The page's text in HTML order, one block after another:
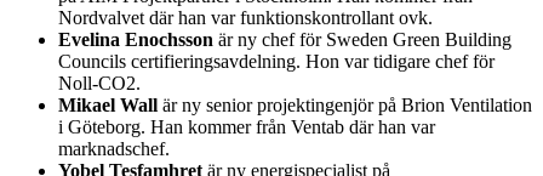
Nordvalvet där han var funktionskontrollant ovk.
Evelina Enochsson är ny chef för Sweden Green Building
Councils certifieringsavdelning. Hon var tidigare chef för
Noll-CO2.
Mikael Wall är ny senior projektingenjör på Brion Ventilation
i Göteborg. Han kommer från Ventab där han var
marknadschef.
Yobel Tesfamhret är ny energispecialist på